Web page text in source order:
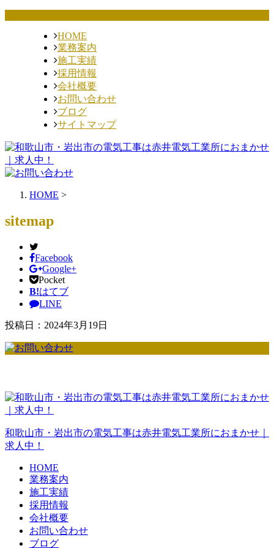
HOME
業務案内
施工実績
採用情報
会社概要
お問い合わせ
ブログ
サイトマップ
HOME >
sitemap
Facebook
Google+
Pocket
B!はてブ
LINE
投稿日：2024年3月19日
和歌山市・岩出市の電気工事は赤井電気工業所におまかせ｜
求人中！
HOME
業務案内
施工実績
採用情報
会社概要
お問い合わせ
ブログ